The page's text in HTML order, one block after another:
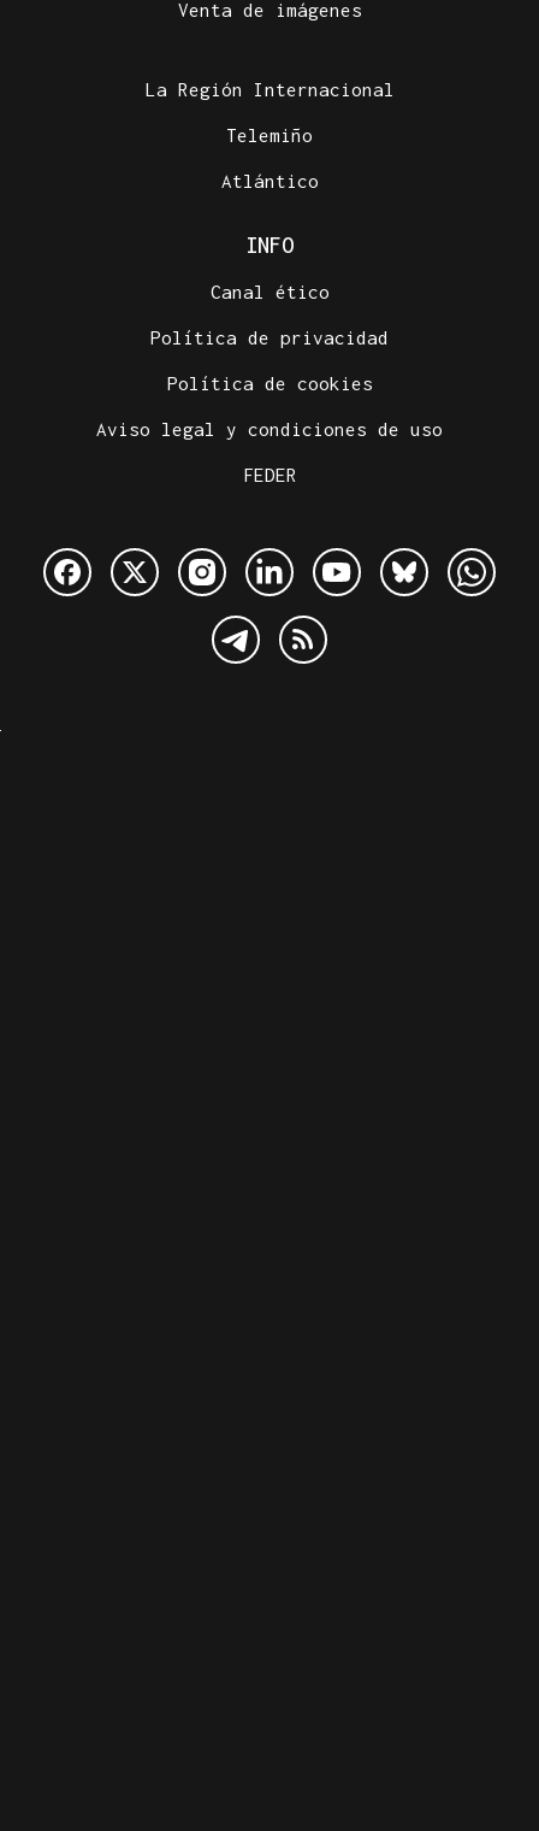
Venta de imágenes
La Región Internacional
Telemiño
Atlántico
INFO
Canal ético
Política de privacidad
Política de cookies
Aviso legal y condiciones de uso
FEDER